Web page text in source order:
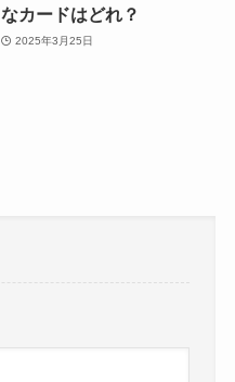
なカードはどれ？
2025年3月25日